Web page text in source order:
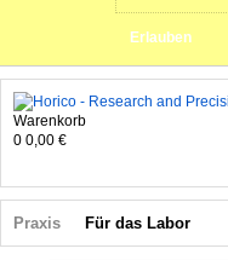
Erlauben
Warenkorb
0 0,00 €
Praxis Für das Labor